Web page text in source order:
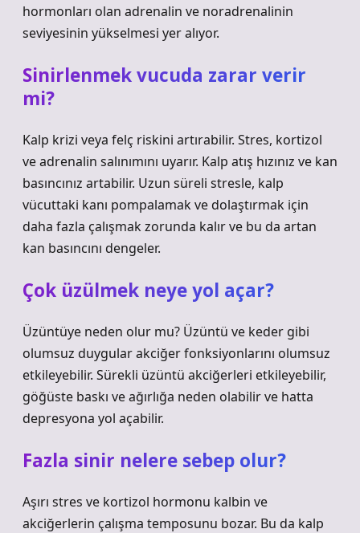
hormonları olan adrenalin ve noradrenalinin
seviyesinin yükselmesi yer alıyor.
Sinirlenmek vucuda zarar verir
mi?
Kalp krizi veya felç riskini artırabilir. Stres, kortizol
ve adrenalin salınımını uyarır. Kalp atış hızınız ve kan
basıncınız artabilir. Uzun süreli stresle, kalp
vücuttaki kanı pompalamak ve dolaştırmak için
daha fazla çalışmak zorunda kalır ve bu da artan
kan basıncını dengeler.
Çok üzülmek neye yol açar?
Üzüntüye neden olur mu? Üzüntü ve keder gibi
olumsuz duygular akciğer fonksiyonlarını olumsuz
etkileyebilir. Sürekli üzüntü akciğerleri etkileyebilir,
göğüste baskı ve ağırlığa neden olabilir ve hatta
depresyona yol açabilir.
Fazla sinir nelere sebep olur?
Aşırı stres ve kortizol hormonu kalbin ve
akciğerlerin çalışma temposunu bozar. Bu da kalp